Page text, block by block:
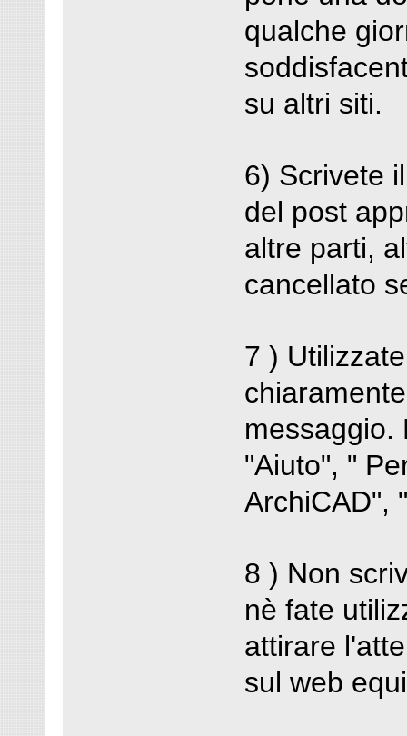
qualche
su altri siti.
6) Scrivete
del post
altre parti,
cancellato
7 )
messaggio.
"Aiuto", "
ArchiCAD",
8 ) Non
nè fate
attirare
sul web